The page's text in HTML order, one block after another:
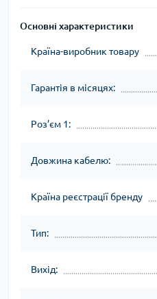
Основні характеристики
Країна-виробник товару
Гарантія в місяцях:
Роз’єм 1:
Довжина кабелю:
Країна реєстрації бренду
Тип:
Вихід: